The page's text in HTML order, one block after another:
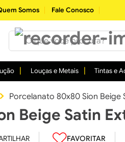
Somos Fale Conosco
O que você procura?
Louças e Metais Tintas e
Porcelanato 80x80 Sion Beige
Beige Satin